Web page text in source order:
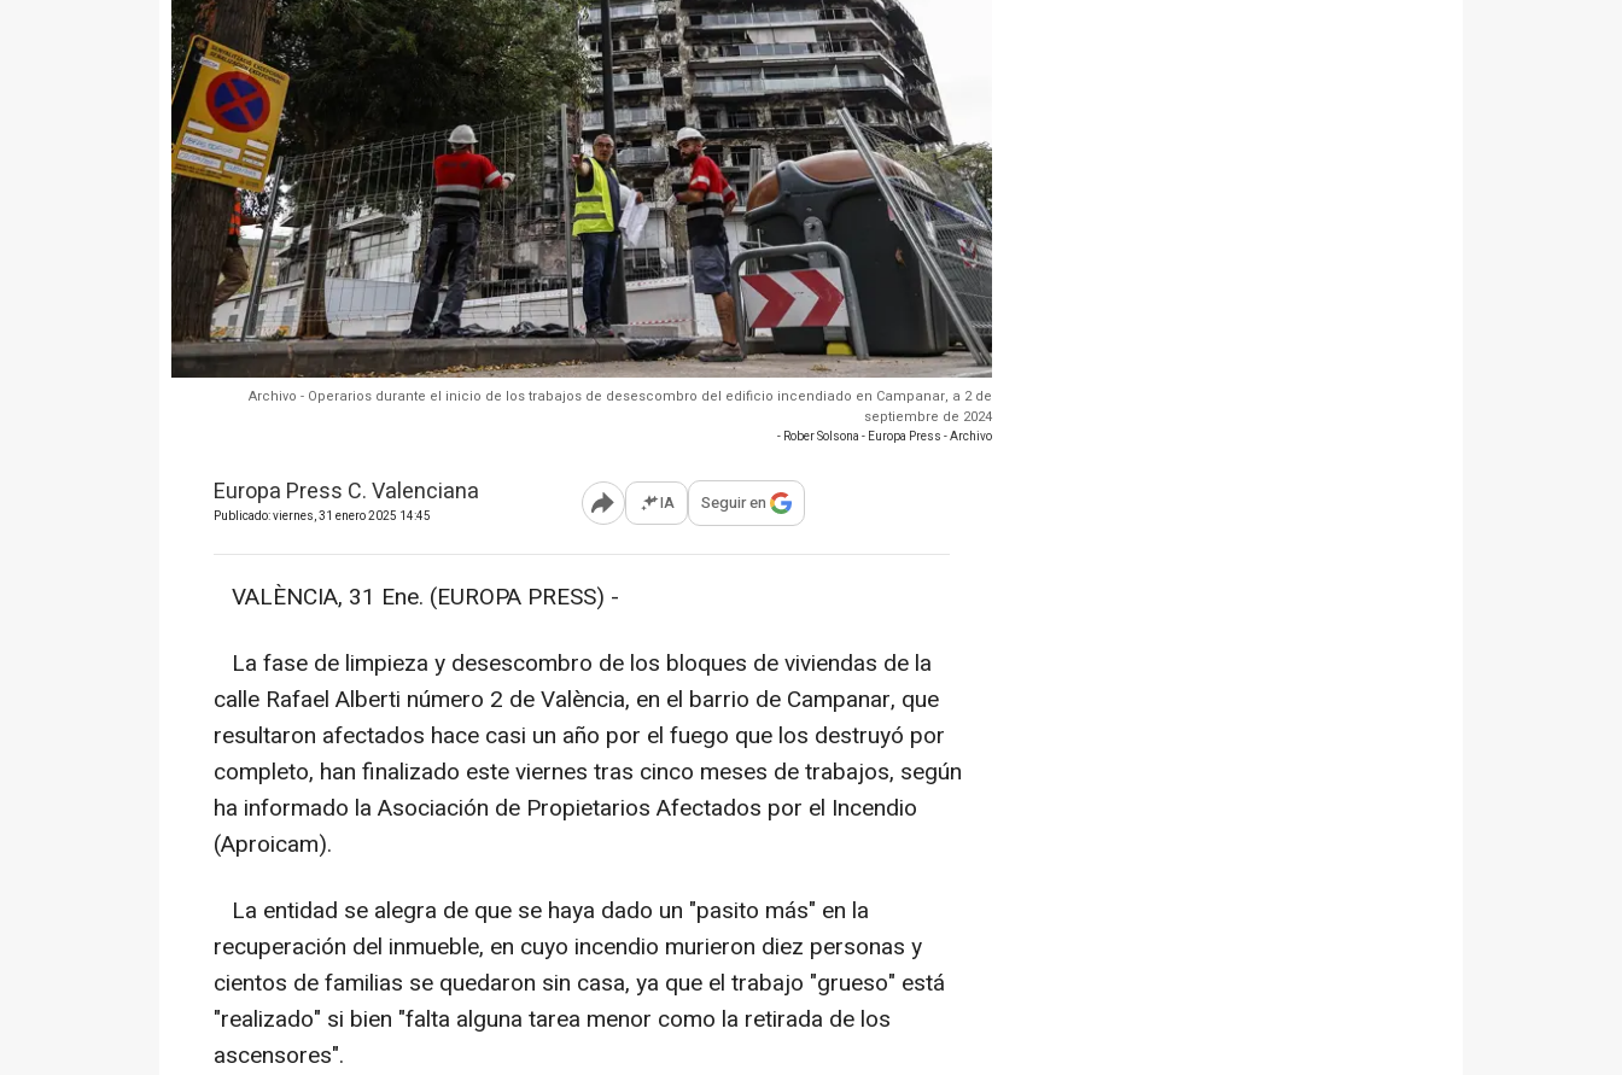
Archivo - Operarios durante el inicio de los trabajos de desescombro del edificio incendiado en Campanar, a 2 de
septiembre de 2024
- Rober Solsona - Europa Press - Archivo
Europa Press C. Valenciana
Publicado: viernes, 31 enero 2025 14:45 Abrir opciones para compartir
IA Seguir en
VALÈNCIA, 31 Ene. (EUROPA PRESS) -
La fase de limpieza y desescombro de los bloques de viviendas de la
calle Rafael Alberti número 2 de València, en el barrio de Campanar, que
resultaron afectados hace casi un año por el fuego que los destruyó por
completo, han finalizado este viernes tras cinco meses de trabajos, según
ha informado la Asociación de Propietarios Afectados por el Incendio
(Aproicam).
La entidad se alegra de que se haya dado un "pasito más" en la
recuperación del inmueble, en cuyo incendio murieron diez personas y
cientos de familias se quedaron sin casa, ya que el trabajo "grueso" está
"realizado" si bien "falta alguna tarea menor como la retirada de los
ascensores".